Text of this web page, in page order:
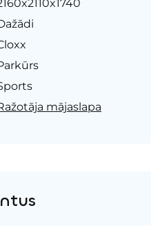
mājaslapa